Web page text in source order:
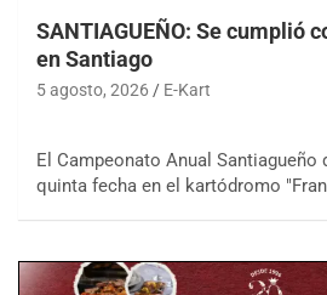
SANTIAGUEÑO: Se cumplió
en Santiago
5 agosto, 2026 E-Kart
El Campeonato Anual Santiagueño
quinta fecha en el kartódromo